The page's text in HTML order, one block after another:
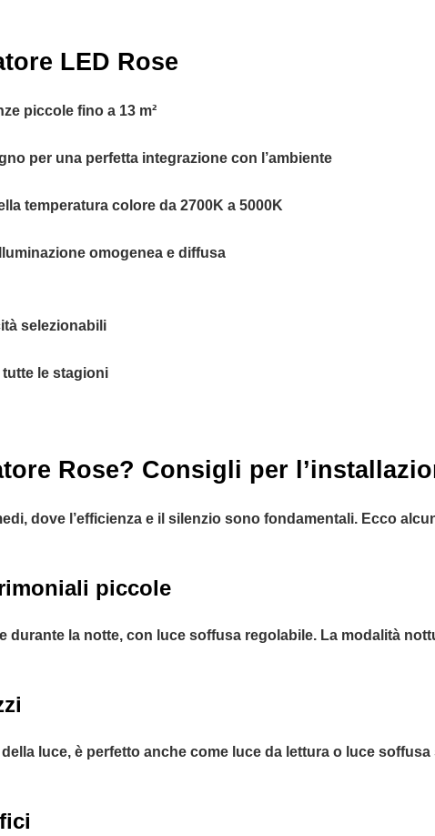
LED Rose
piccole fino a 13 m²
per una perfetta integrazione con l’ambiente
temperatura colore da 2700K a 5000K
omogenea e diffusa
selezionabili
le stagioni
Rose? Consigli per
dove l’efficienza e il silenzio sono fondamentali. Ecco
piccole
durante la notte, con luce soffusa regolabile. La modalità
luce, è perfetto anche come luce da lettura o luce soffusa